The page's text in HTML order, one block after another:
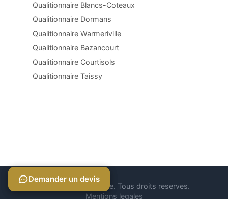
Qualitionnaire Blancs-Coteaux
Qualitionnaire Dormans
Qualitionnaire Warmeriville
Qualitionnaire Bazancourt
Qualitionnaire Courtisols
Qualitionnaire Taissy
© 2026 Qualitionnaire. Tous droits reserves.
Mentions legales
Demander un devis
Demander un devis